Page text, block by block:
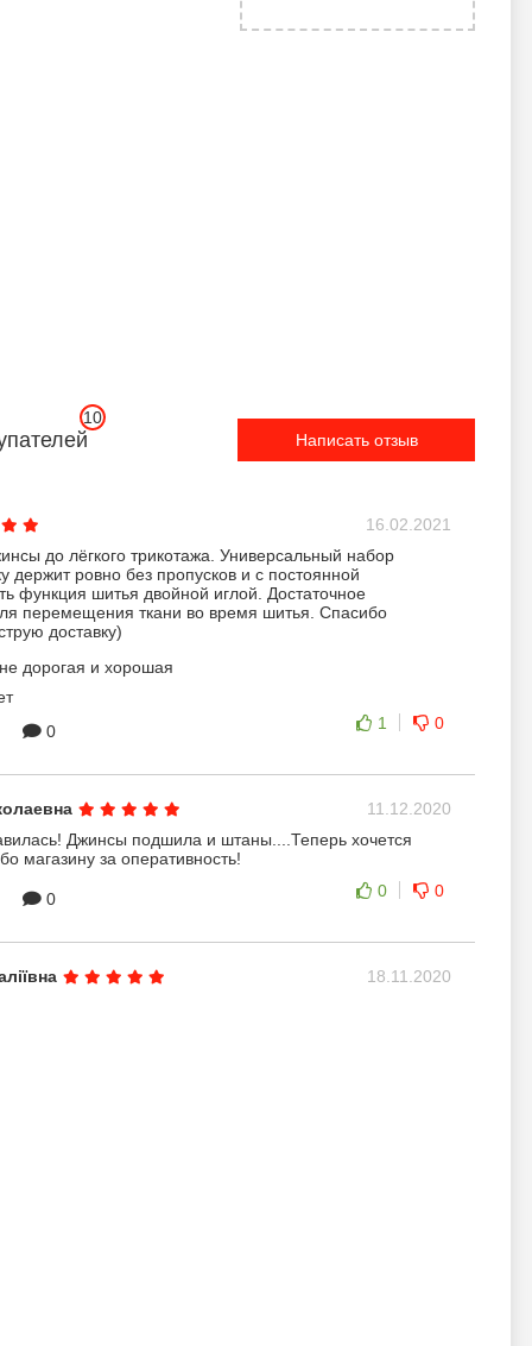
10
Написать отзыв
16.02.2021
до лёгкого трикотажа. Универсальный набор
держит ровно без пропусков и с постоянной
функция шитья двойной иглой. Достаточное
перемещения ткани во время шитья. Спасибо
доставку)
не дорогая и хорошая
0 1 0
11.12.2020
Джинсы подшила и штаны....Теперь хочется
магазину за оперативность!
0 0 0
18.11.2020